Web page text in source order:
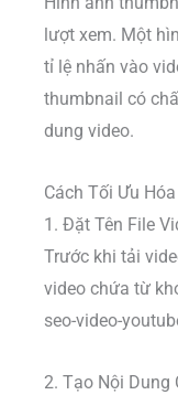
lượt xem. Một
tỉ lệ nhấn vào
thumbnail có
dung video.
Cách Tối Ưu
1. Đặt Tên File
Trước khi tải
video chứa từ
seo-video-
2. Tạo Nội Dung